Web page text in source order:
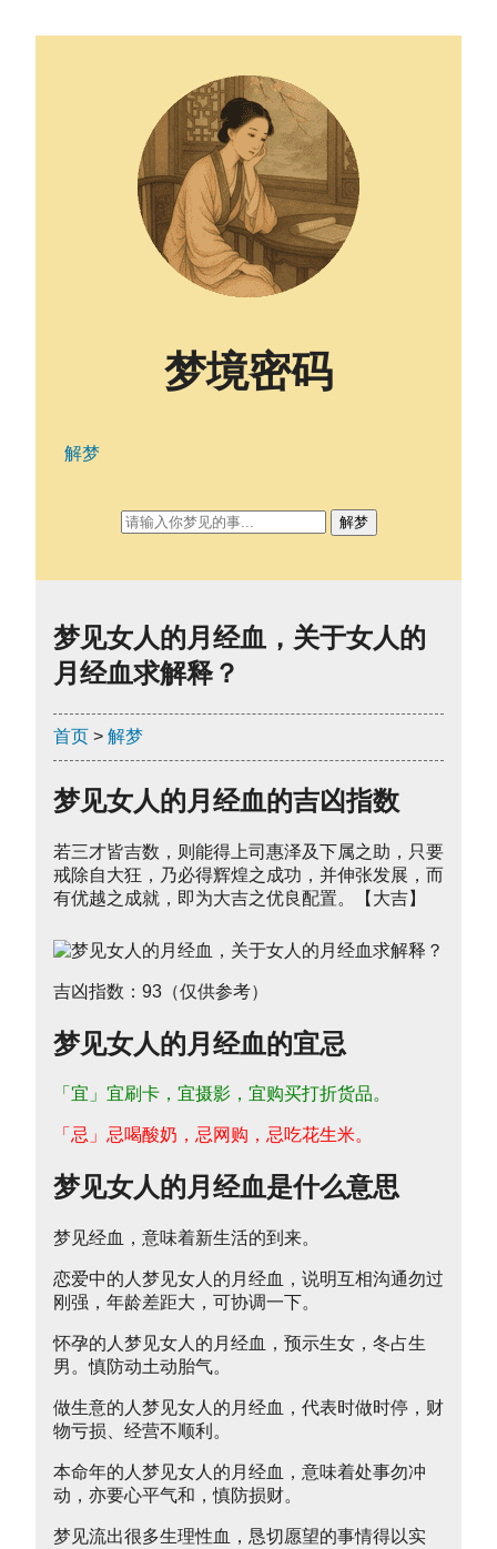
梦见女人的月经血，关于女人的
月经血求解释？
首页 > 解梦
梦见女人的月经血的吉凶指数
若三才皆吉数，则能得上司惠泽及下属之助，只要
戒除自大狂，乃必得辉煌之成功，并伸张发展，而
有优越之成就，即为大吉之优良配置。【大吉】
吉凶指数：93（仅供参考）
梦见女人的月经血的宜忌
「宜」宜刷卡，宜摄影，宜购买打折货品。
「忌」忌喝酸奶，忌网购，忌吃花生米。
梦见女人的月经血是什么意思
梦见经血，意味着新生活的到来。
恋爱中的人梦见女人的月经血，说明互相沟通勿过
刚强，年龄差距大，可协调一下。
怀孕的人梦见女人的月经血，预示生女，冬占生
男。慎防动土动胎气。
做生意的人梦见女人的月经血，代表时做时停，财
物亏损、经营不顺利。
本命年的人梦见女人的月经血，意味着处事勿冲
动，亦要心平气和，慎防损财。
梦见流出很多生理性血，恳切愿望的事情得以实
梦境密码
解梦
解梦